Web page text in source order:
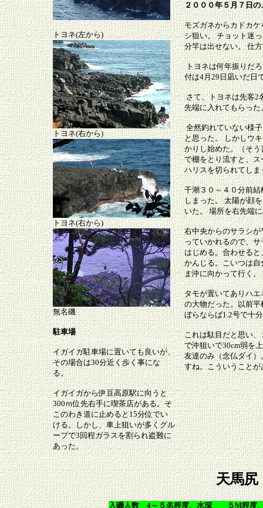
トヨネ(左から)
トヨネ(右から)
トヨネ(右から)
無名磯
駐車場
イガイガ駐車場に置いても良いが、
その場合は30分近く歩く事にな
る。
イガイガから伊豆高原駅に向うと
300ｍ位先右手に喫茶店がある。そ
このわき道に止めると15分位でい
ける。しかし、車上狙いが多くグル
ープで3回程ガラスを割られ盗難に
あった。
２０００年５月７日
モズガネからカドカ
シ狙い。 チョット迷
分竿は出せない。 仕
トヨネは何年振りだ
付は4月29日凪いだ日
さて、トヨネは先客2
先端に入れてもらった
全然釣れていない様
と思った。 しかしウ
かりし始めた。（そ
で棚をとり流すと、
ハリスを切られてしま
干潮３０～４０分前
しまった。 太陽が顔
いた。 場所を右先端
右中央からのサラシ
っていかれるので、
はじめる。合わせる
かんじる。こいつは
ま沖に向かって行く。
タモが置いてありハ
の大物だった。以前
ぼらならば1.2号で十
これは駄目だと思い
で沖狙いで30cm弱を
友達のみ（念仏ダイ
すね。こういうこと
天馬
入磯人数 4～５名程度、水深 ５M程度、